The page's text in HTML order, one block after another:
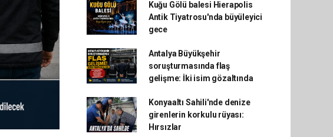
Kuğu Gölü balesi Hierapolis
Antik Tiyatrosu'nda büyüleyici
gece
Antalya Büyükşehir
soruşturmasında flaş
gelişme: İki isim gözaltında
Konyaaltı Sahili'nde denize
girenlerin korkulu rüyası:
Hırsızlar